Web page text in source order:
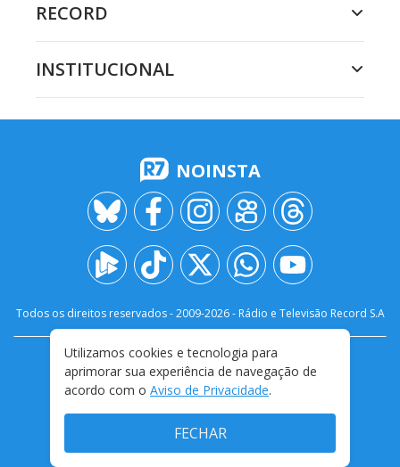
RECORD
INSTITUCIONAL
NOINSTA
Todos os direitos reservados - 2009-2026- Rádio e Televisão Record S.A
FALE CONOSCO
PRIVACIDADE
TERMOS E CONDIÇÕES DE USO
Utilizamos cookies e tecnologia para
aprimorar sua experiência de navegação de
acordo com o Aviso de Privacidade.
FECHAR